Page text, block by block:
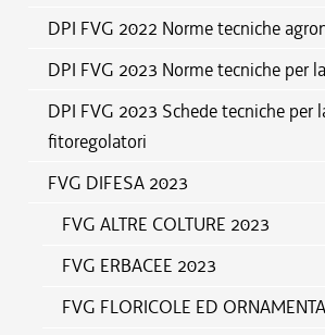
DPI FVG 2022 Norme tecniche
DPI FVG 2023 Norme tecniche per
DPI FVG 2023 Schede tecniche
fitoregolatori
FVG DIFESA 2023
FVG ALTRE COLTURE 2023
FVG ERBACEE 2023
FVG FLORICOLE ED